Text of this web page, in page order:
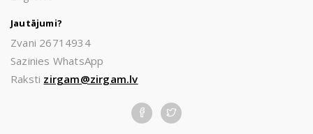
Jautājumi?
Zvani 26714934
Sazinies WhatsApp
Raksti zirgam@zirgam.lv